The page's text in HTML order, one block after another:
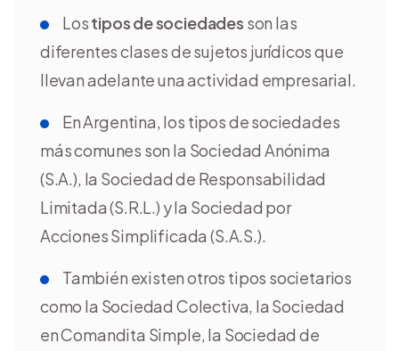
Lostipos de sociedades son las
diferentes clases de sujetos jurídicos que
llevan adelante una actividad empresarial.
En Argentina, los tipos de sociedades
más comunes son la Sociedad Anónima
(S.A.), la Sociedad de Responsabilidad
Limitada (S.R.L.) y la Sociedad por
Acciones Simplificada (S.A.S.).
También existen otros tipos societarios
como la Sociedad Colectiva, la Sociedad
en Comandita Simple, la Sociedad de